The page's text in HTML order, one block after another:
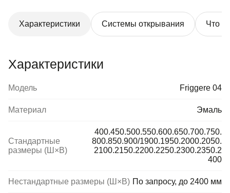
Характеристики Системы открывания Что
Характеристики
Модель Friggere 04
Материал Эмаль
Стандартные
размеры (Ш×В)
400.450.500.550.600.650.700.750.
800.850.900/1900.1950.2000.2050.
2100.2150.2200.2250.2300.2350.2
400
Нестандартные размеры (Ш×В) По запросу, до 2400 мм